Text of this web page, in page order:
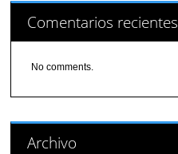
Comentarios recientes
No comments.
Archivo